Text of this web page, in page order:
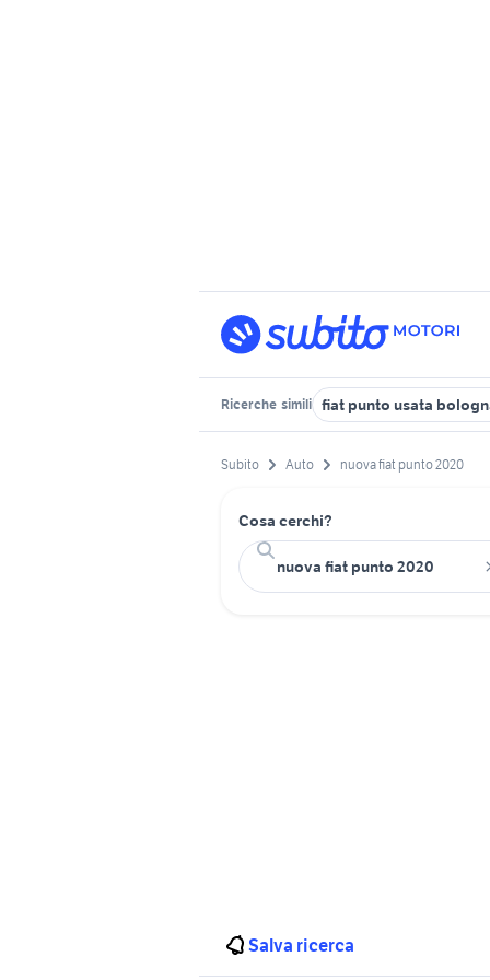
Ricerche simili fiat punto usata
Subito Auto nuova fiat punto 2020
Cosa cerchi?
Salva ricerca